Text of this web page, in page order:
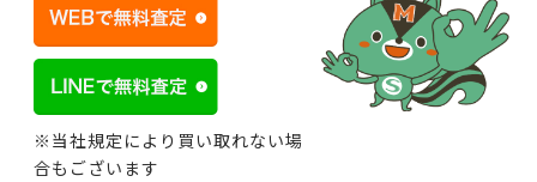
※当社規定により買い取れない場
合もございます